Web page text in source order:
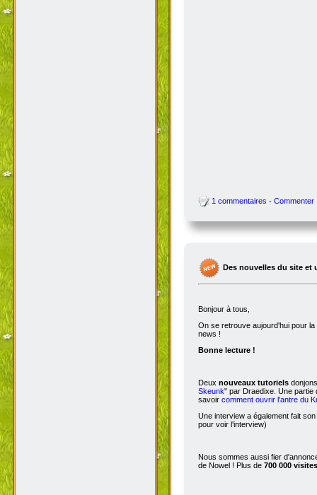
1 commentaires - Commenter
Des nouvelles du site
Bonjour à tous,
On se retrouve aujourd'hui pour
news !
Bonne lecture !
Deux nouveaux tutoriels
Skeunk" par Draedixe. Une partie
savoir comment ouvrir l'antre du
Une interview a également fait
pour voir l'interview)
Nous sommes aussi fier
de Nowel ! Plus de 700 000 visites